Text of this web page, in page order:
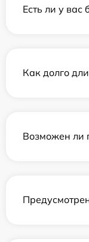
Есть ли у вас
Как долго
Возможен ли